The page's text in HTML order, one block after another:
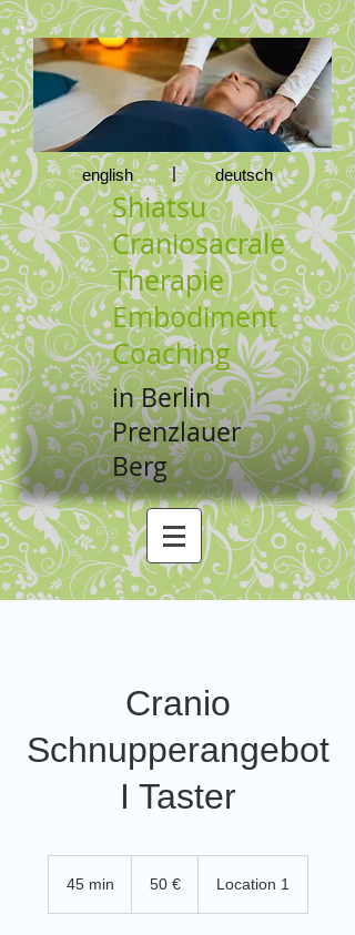
english | deutsch
Shiatsu
Craniosacrale
Therapie
Embodiment
Coaching
in Berlin
Prenzlauer
Berg
Cranio
Schnupperangebot
I Taster
45 min 50 € Location 1